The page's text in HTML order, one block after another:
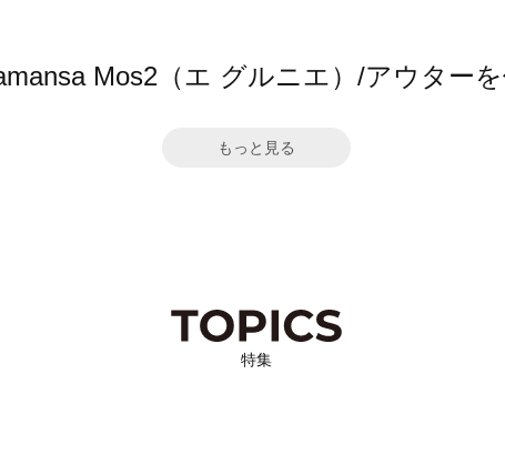
Mos2（エ グルニエ）/アウター
もっと見る
特集